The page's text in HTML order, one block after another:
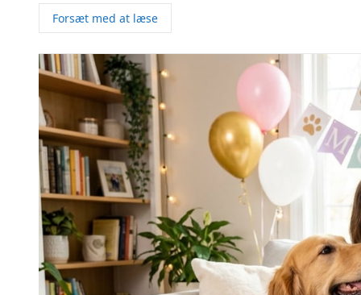
Forsæt med at læse